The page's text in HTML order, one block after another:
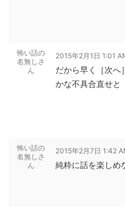
怖い話の
名無しさ
ん
2015年2月1日 1:01
だから早く［次へ
かな不具合直せと
怖い話の
名無しさ
ん
2015年2月7日 1:42
純粋に話を楽しめ